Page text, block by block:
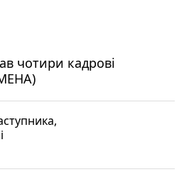
чотири кадрові